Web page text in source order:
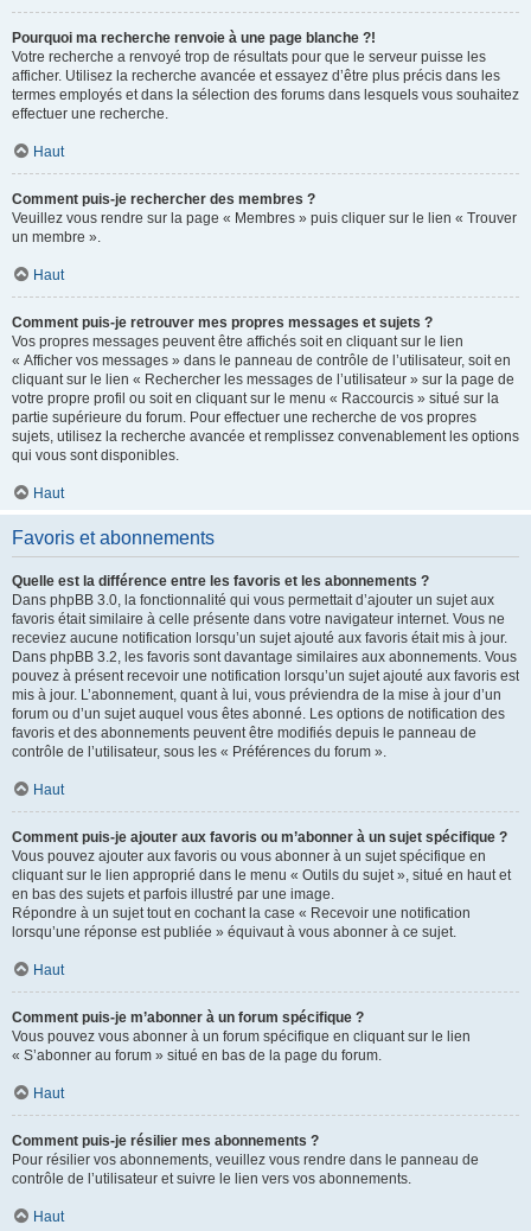
Pourquoi ma recherche renvoie à une page blanche ?!
Votre recherche a renvoyé trop de résultats pour que le serveur puisse les
afficher. Utilisez la recherche avancée et essayez d’être plus précis dans les
termes employés et dans la sélection des forums dans lesquels vous souhaitez
effectuer une recherche.
Haut
Comment puis-je rechercher des membres ?
Veuillez vous rendre sur la page « Membres » puis cliquer sur le lien « Trouver
un membre ».
Haut
Comment puis-je retrouver mes propres messages et sujets ?
Vos propres messages peuvent être affichés soit en cliquant sur le lien
« Afficher vos messages » dans le panneau de contrôle de l’utilisateur, soit en
cliquant sur le lien « Rechercher les messages de l’utilisateur » sur la page de
votre propre profil ou soit en cliquant sur le menu « Raccourcis » situé sur la
partie supérieure du forum. Pour effectuer une recherche de vos propres
sujets, utilisez la recherche avancée et remplissez convenablement les options
qui vous sont disponibles.
Haut
Favoris et abonnements
Quelle est la différence entre les favoris et les abonnements ?
Dans phpBB 3.0, la fonctionnalité qui vous permettait d’ajouter un sujet aux
favoris était similaire à celle présente dans votre navigateur internet. Vous ne
receviez aucune notification lorsqu’un sujet ajouté aux favoris était mis à jour.
Dans phpBB 3.2, les favoris sont davantage similaires aux abonnements. Vous
pouvez à présent recevoir une notification lorsqu’un sujet ajouté aux favoris est
mis à jour. L’abonnement, quant à lui, vous préviendra de la mise à jour d’un
forum ou d’un sujet auquel vous êtes abonné. Les options de notification des
favoris et des abonnements peuvent être modifiés depuis le panneau de
contrôle de l’utilisateur, sous les « Préférences du forum ».
Haut
Comment puis-je ajouter aux favoris ou m’abonner à un sujet spécifique ?
Vous pouvez ajouter aux favoris ou vous abonner à un sujet spécifique en
cliquant sur le lien approprié dans le menu « Outils du sujet », situé en haut et
en bas des sujets et parfois illustré par une image.
Répondre à un sujet tout en cochant la case « Recevoir une notification
lorsqu’une réponse est publiée » équivaut à vous abonner à ce sujet.
Haut
Comment puis-je m’abonner à un forum spécifique ?
Vous pouvez vous abonner à un forum spécifique en cliquant sur le lien
« S’abonner au forum » situé en bas de la page du forum.
Haut
Comment puis-je résilier mes abonnements ?
Pour résilier vos abonnements, veuillez vous rendre dans le panneau de
contrôle de l’utilisateur et suivre le lien vers vos abonnements.
Haut